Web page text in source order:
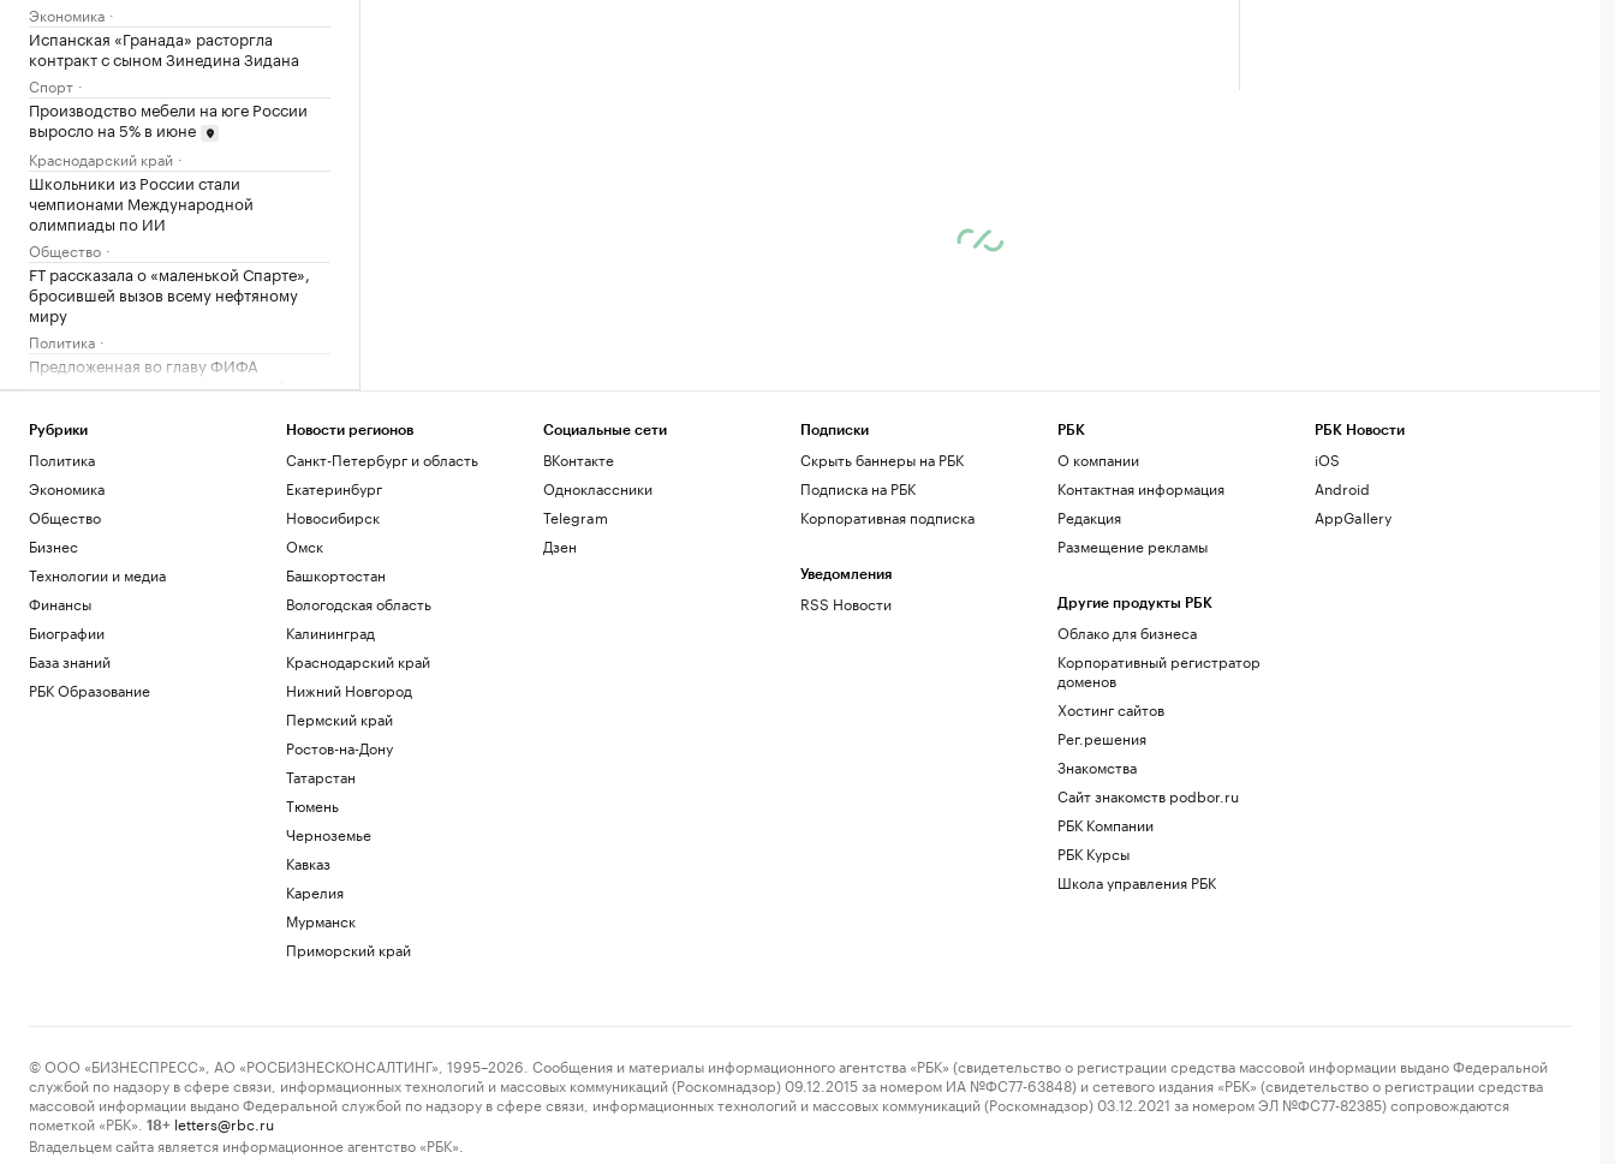
Экономика
Испанская «Гранада» расторгла
контракт с сыном Зинедина Зидана
Спорт
Производство мебели на юге России
выросло на 5% в июне
Краснодарский край
Школьники из России стали
чемпионами Международной
олимпиады по ИИ
Общество
FT рассказала о «маленькой Спарте»,
бросившей вызов всему нефтяному
миру
Политика
Предложенная во главу ФИФА
норвежка призвала Инфантино уйти в
Спорт
Финляндия закрыла проходы для дичи
Общество
Что нового построят на Ходынском
поле
РБК и Stone
Чему и как сегодня учат топ-
менеджеров: тренды EdTech для
управленцев
Образование
Как металлургия и горная добыча стали
Ахмату Кадырову присвоили звание
L'Equipe узнала о возможном уходе
Сафонова из ПСЖ летом 2027 года
Рубрики
Политика
Экономика
Общество
Бизнес
Технологии и медиа
Финансы
Биографии
База знаний
РБК Образование
Новости регионов
Санкт-Петербург и область
Екатеринбург
Новосибирск
Омск
Башкортостан
Вологодская область
Калининград
Краснодарский край
Нижний Новгород
Пермский край
Ростов-на-Дону
Татарстан
Тюмень
Черноземье
Кавказ
Карелия
Мурманск
Приморский край
Социальные сети
ВКонтакте
Одноклассники
Telegram
Дзен
Подписки
Скрыть баннеры на РБК
Подписка на РБК
Корпоративная подписка
Уведомления
RSS Новости
РБК
О компании
Контактная информация
Редакция
Размещение рекламы
Другие продукты РБК
Облако для бизнеса
Корпоративный регистратор
доменов
Хостинг сайтов
Рег.решения
Знакомства
Сайт знакомств podbor.ru
РБК Компании
РБК Курсы
Школа управления РБК
РБК Новости
iOS
Android
AppGallery
© ООО «БИЗНЕСПРЕСС», АО «РОСБИЗНЕСКОНСАЛТИНГ», 1995–2026. Сообщения и материалы информационного агентства «РБК» (свидетельство о регистрации средства массовой информации выдано Федеральной
службой по надзору в сфере связи, информационных технологий и массовых коммуникаций (Роскомнадзор) 09.12.2015 за номером ИА №ФС77-63848) и сетевого издания «РБК» (свидетельство о регистрации средства
массовой информации выдано Федеральной службой по надзору в сфере связи, информационных технологий и массовых коммуникаций (Роскомнадзор) 03.12.2021 за номером ЭЛ №ФС77-82385) сопровождаются
пометкой «РБК».
18+ letters@rbc.ru
Владельцем сайта является информационное агентство «РБК».